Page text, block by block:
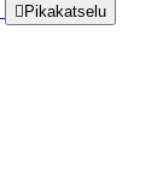
Pikakatselu